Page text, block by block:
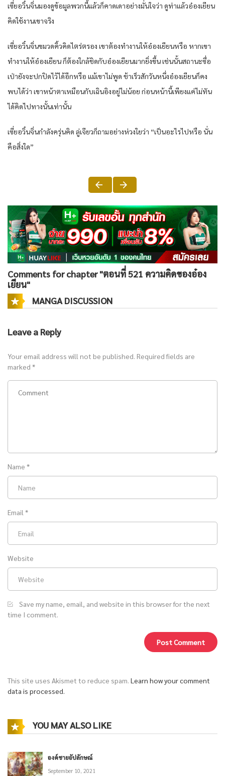
เซี่ยอวิ๋นจิ่นมองดูข้อมูลพวกนี้แล้วก็คาดเดาอย่างมั่นใจว่า ดูท่าแล้วอ๋องเยียน
คิดใช้งานเขาจริง
เซี่ยอวิ๋นจิ่นขมวดคิ้วคิดไตร่ตรอง เขาต้องทำงานให้อ๋องเยียนหรือ หากเขา
ทำงานให้อ๋องเยียน ก็ต้องใกล้ชิดกับอ๋องเยียนมากยิ่งขึ้น เช่นนั้นสถานะซื่อ
เป่ายังจะปกปิดไว้ได้อีกหรือ แม้เขาไม่พูด ช้าเร็วสักวันหนึ่งอ๋องเยียนก็คง
พบได้ว่า เขาหน้าตาเหมือนกับเฉินอิงอยู่ไม่น้อย ก่อนหน้านี้เพียงแค่ไม่ทัน
ได้คิดไปทางนั้นเท่านั้น
เซี่ยอวิ๋นจิ่นกำลังครุ่นคิด ลู่เจียวก็ถามอย่างห่วงใยว่า “เป็นอะไรไปหรือ นั่น
คือสิ่งใด”
Comments for chapter "ตอนที่ 521 ความคิดของอ๋อง
เยียน"
MANGA DISCUSSION
Leave a Reply
Your email address will not be published. Required fields are
marked *
Name *
Email *
Website
Save my name, email, and website in this browser for the next
time I comment.
This site uses Akismet to reduce spam. Learn how your comment
data is processed.
YOU MAY ALSO LIKE
องค์ชายอัปลักษณ์
September 10, 2021